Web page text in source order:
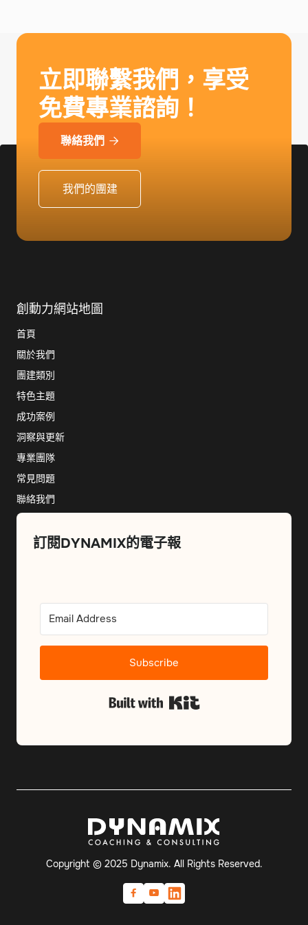
立即聯繫我們，享受
免費專業諮詢！
聯絡我們 
我們的團建
創動力網站地圖
首頁
關於我們
團建類別
特色主題
成功案例
洞察與更新
專業團隊
常見問題
聯絡我們
訂閱DYNAMIX的電子報
Subscribe
Copyright © 2025 Dynamix. All Rights Reserved.
 